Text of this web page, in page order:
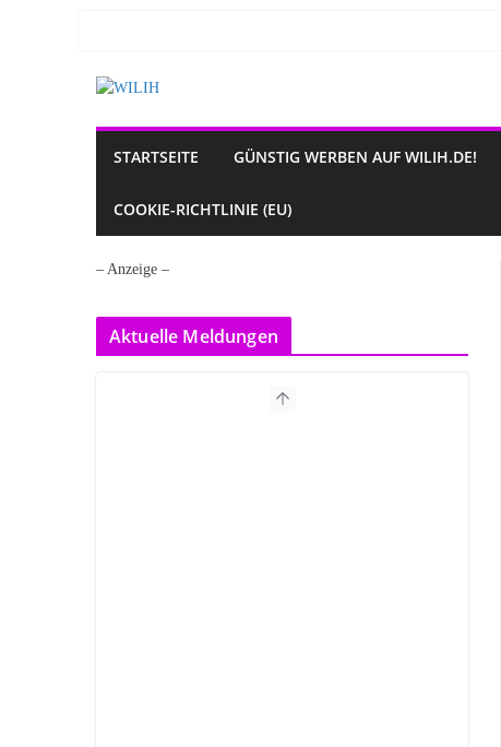
STARTSEITE GÜNSTIG WERBEN AUF WILIH.DE!
COOKIE-RICHTLINIE (EU)
– Anzeige –
Aktuelle Meldungen